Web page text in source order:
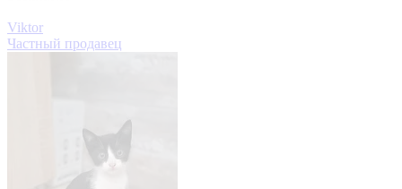
Viktor
Частный продавец